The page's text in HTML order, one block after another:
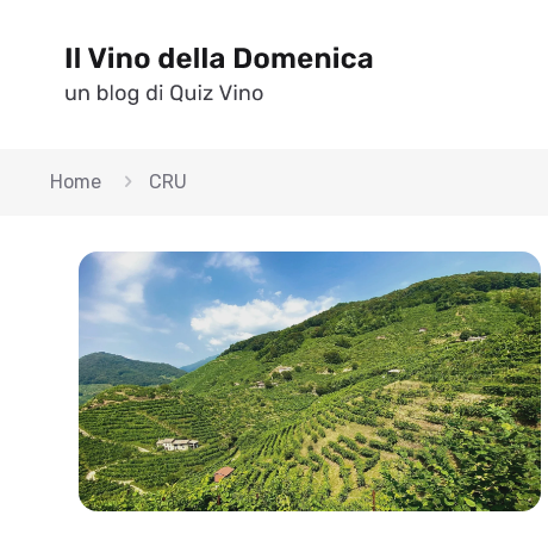
Home CRU